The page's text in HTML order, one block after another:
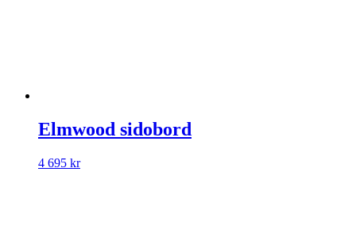
Elmwood sidobord
4 695 kr